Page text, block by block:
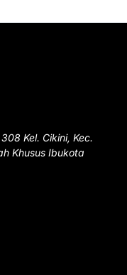
Kel. Cikini, Kec.
Khusus Ibukota